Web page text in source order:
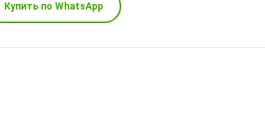
Купить по WhatsApp